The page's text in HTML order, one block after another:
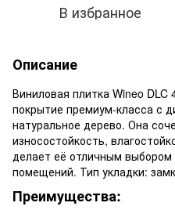
В избранное
Описание
Виниловая плитка Wineo
покрытие премиум-класса с
натуральное дерево. Она
износостойкость,
делает её отличным
помещений. Тип укладки:
Преимущества: